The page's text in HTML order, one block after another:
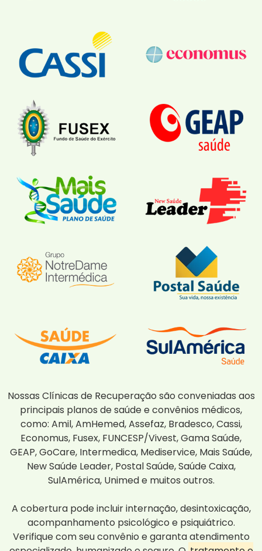
Nossas Clínicas de Recuperação são conveniadas aos
principais planos de saúde e convênios médicos,
como: Amil, AmHemed, Assefaz, Bradesco, Cassi,
Economus, Fusex, FUNCESP/Vivest, Gama Saúde,
GEAP, GoCare, Intermedica, Mediservice, Mais Saúde,
New Saúde Leader, Postal Saúde, Saúde Caixa,
SulAmérica, Unimed e muitos outros.
A cobertura pode incluir internação, desintoxicação,
acompanhamento psicológico e psiquiátrico.
Verifique com seu convênio e garanta atendimento